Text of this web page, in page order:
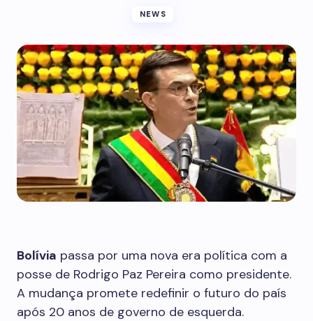
NEWS
Bolívia passa por uma nova era política com a
posse de Rodrigo Paz Pereira como presidente.
A mudança promete redefinir o futuro do país
após 20 anos de governo de esquerda.